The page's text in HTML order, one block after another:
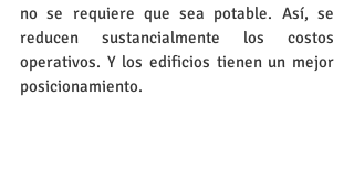
no se requiere que sea potable. Así, se
reducen sustancialmente los costos
operativos. Y los edificios tienen un mejor
posicionamiento.